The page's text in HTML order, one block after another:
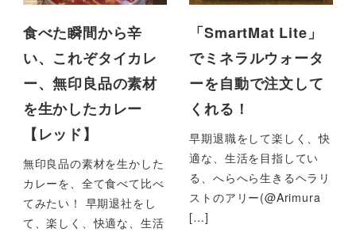
食べた瞬間から辛
い、これぞタイカレ
ー、無印良品の素材
を生かしたカレー
【レッド】
無印良品の素材を生かした
カレーを、全て食べて比べ
てみたい！ 早期退社をし
て、楽しく、快適な、生活
「SmartMat Lite」
でミネラルウォータ
ーを自動で注文して
くれる！
早期退職をして楽しく、快
適な、生活を目指してい
る、へらへら生きるヘラリ
ストのアリー(@Arimura
[…]